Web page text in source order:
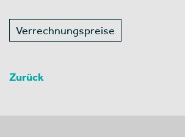
Verrechnungspreise
Zurück